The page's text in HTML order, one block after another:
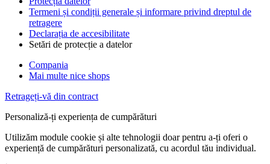
Termeni și condiții generale și informare privind dreptul de
retragere
Declarația de accesibilitate
Setări de protecție a datelor
Compania
Mai multe nice shops
Retrageți-vă din contract
Personaliză-ți experiența de cumpărături
Utilizăm module cookie și alte tehnologii doar pentru a-ți oferi o
experiență de cumpărături personalizată, cu acordul tău individual.